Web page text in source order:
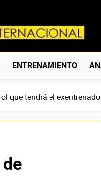
Entrevistas, Análisis,
ENTRENAMIENTO
que tendrá el